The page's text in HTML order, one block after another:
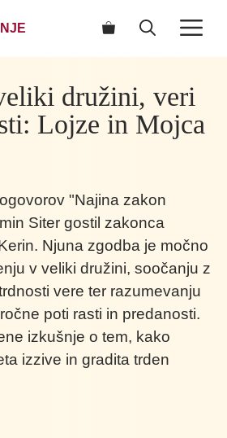
družini, veri
Lojze in Mojca
"Najina zakon
Siter gostil zakonca
Njuna zgodba je močno
v veliki družini, soočanju z
vere ter razumevanju
poti rasti in predanosti.
izkušnje o tem, kako
izzive in gradita trden